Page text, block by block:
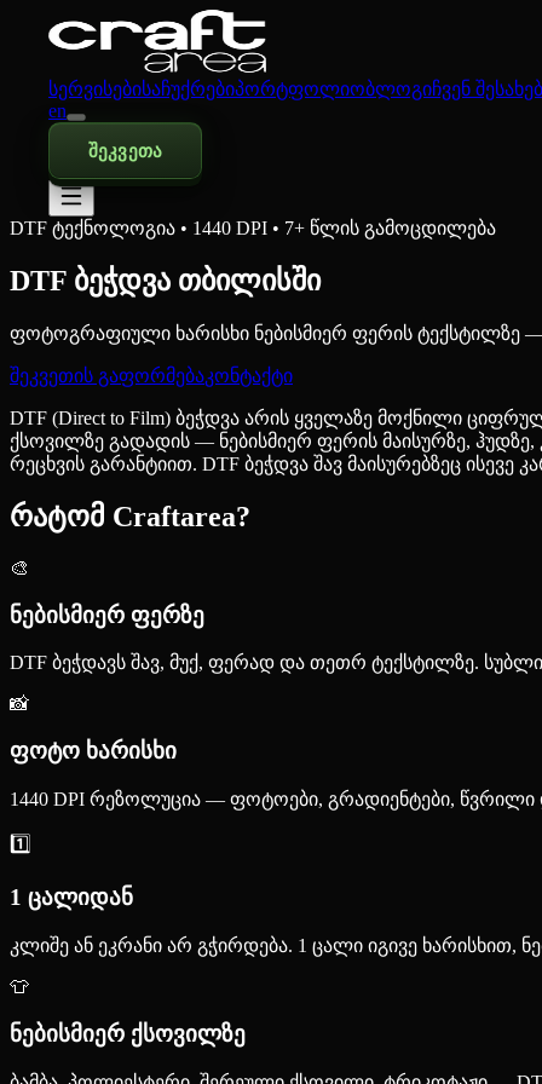
სერვისებისაჩუქრებიპორტფოლიობლოგიჩვენ შესახებ
en
შეკვეთა
DTF ტექნოლოგია • 1440 DPI • 7+ წლის გამოცდილება
DTF ბეჭდვა თბილისში
ფოტოგრაფიული ხარისხი ნებისმიერ ფერის ტექსტილზე
შეკვეთის გაფორმებაკონტაქტი
DTF (Direct to Film) ბეჭდვა არის ყველაზე მოქნილი
ქსოვილზე გადადის — ნებისმიერ ფერის მაისურზე, ჰუდზე,
რეცხვის გარანტიით. DTF ბეჭდვა შავ მაისურებზეც
რატომ Craftarea?
🎨
ნებისმიერ ფერზე
DTF ბეჭდავს შავ, მუქ, ფერად და თეთრ ტექსტილზე.
📸
ფოტო ხარისხი
1440 DPI რეზოლუცია — ფოტოები, გრადიენტები, წვრილი
1️⃣
1 ცალიდან
კლიშე ან ეკრანი არ გჭირდება. 1 ცალი იგივე ხარისხით,
👕
ნებისმიერ ქსოვილზე